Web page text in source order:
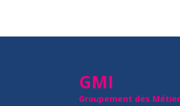
GMI
Groupement des